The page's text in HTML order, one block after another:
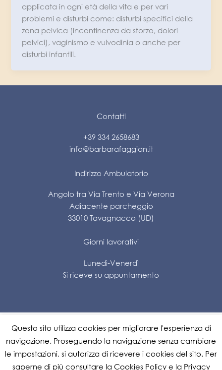
applicata in ogni età della vita e per vari
problemi e disturbi come: disturbi specifici della
zona pelvica (incontinenza da sforzo, dolori
pelvici), vaginismo e vulvodinia o anche per
disturbi infantili.
Contatti
+39 334 2658683
info@barbarafaggian.it
Indirizzo Ambulatorio
Angolo tra Via Trento e Via Verona
Adiacente parcheggio
33010 Tavagnacco (UD)
Giorni lavorativi
Lunedì-Venerdì
Si riceve su appuntamento
Impostazione dei cookie
Privacy Policy|Cookie Policy
Questo sito utilizza cookies per migliorare l'esperienza di
navigazione. Proseguendo la navigazione senza cambiare
le impostazioni, si autorizza di ricevere i cookies del sito. Per
saperne di più consultare la Cookies Policy e la Privacy